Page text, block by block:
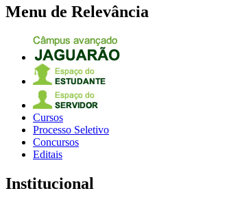
Menu de Relevância
Cursos
Processo Seletivo
Concursos
Editais
Institucional